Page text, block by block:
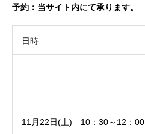
予約：当サイト内にて承ります。
日時
11月22日(土) 10：30～12：00